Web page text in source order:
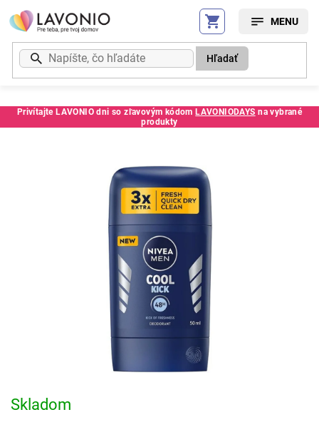
Prejsť
na
obsah
Privítajte LAVONIO dni so zľavovým kódom LAVONIODAYS na vybrané
produkty
Hľadať
Kód: 4778CE
Skladom